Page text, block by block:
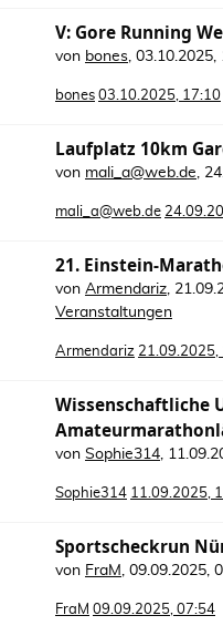
V: Gore Running
von bones, 03.10.2025,
bones 03.10.2025, 17:10
Laufplatz 10km
von mali_a@web.de,
mali_a@web.de
21. Einstein-
von Armendariz,
Veranstaltungen
Armendariz 21.09.2025,
Wissenschaftliche
von Sophie314,
Sophie314 11.09.2025,
Sportscheckrun
von FraM, 09.09.2025,
FraM 09.09.2025, 07:54